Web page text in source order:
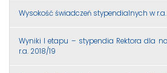
Wysokość świadczeń stypendialnych w r.a.
Wyniki I etapu – stypendia Rektora dla
r.a. 2018/19